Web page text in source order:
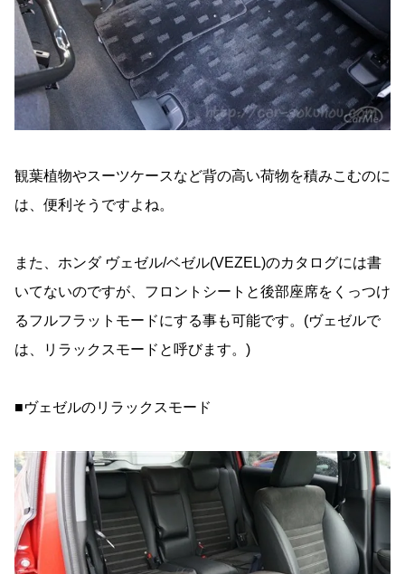
観葉植物やスーツケースなど背の高い荷物を積みこむのに
は、便利そうですよね。
また、ホンダ ヴェゼル/ベゼル(VEZEL)のカタログには書
いてないのですが、フロントシートと後部座席をくっつけ
るフルフラットモードにする事も可能です。(ヴェゼルで
は、リラックスモードと呼びます。)
■ヴェゼルのリラックスモード